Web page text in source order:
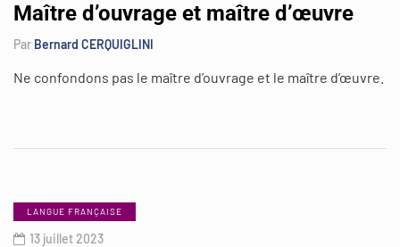
Maître d’ouvrage et maître d’œuvre
Par Bernard CERQUIGLINI
Ne confondons pas le maître d’ouvrage et le maître d’œuvre.
LANGUE FRANÇAISE
13 juillet 2023